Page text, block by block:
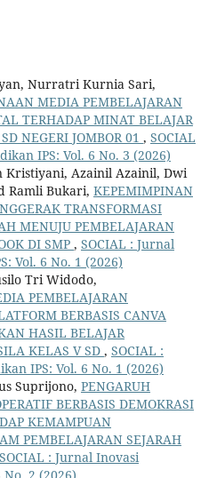
Nurratri Kurnia Sari,
MEDIA PEMBELAJARAN
TERHADAP MINAT BELAJAR
NEGERI JOMBOR 01 , SOCIAL
IPS: Vol. 6 No. 3 (2026)
Kristiyani, Azainil Azainil, Dwi
Ramli Bukari, KEPEMIMPINAN
TRANSFORMASI
MENUJU PEMBELAJARAN
DI SMP , SOCIAL : Jurnal
Vol. 6 No. 1 (2026)
Tri Widodo,
PEMBELAJARAN
BERBASIS CANVA
HASIL BELAJAR
KELAS V SD , SOCIAL :
IPS: Vol. 6 No. 1 (2026)
Suprijono, PENGARUH
BERBASIS DEMOKRASI
KEMAMPUAN
PEMBELAJARAN SEJARAH
SOCIAL : Jurnal Inovasi